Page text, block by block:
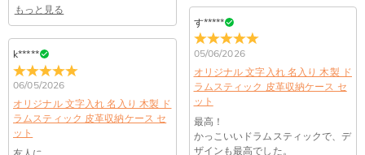
出来るので良いと思います。
もっと見る
k*****
06/05/2026
オリジナル 文字入れ 名入り 木製 ド
ラムスティック 皮革収納ケース セ
ット
す*****
05/06/2026
オリジナル 文字入れ 名入り 木製 ド
ラムスティック 皮革収納ケース セ
ット
最高！
かっこいいドラムスティックで、デ
ザインも最高でした。